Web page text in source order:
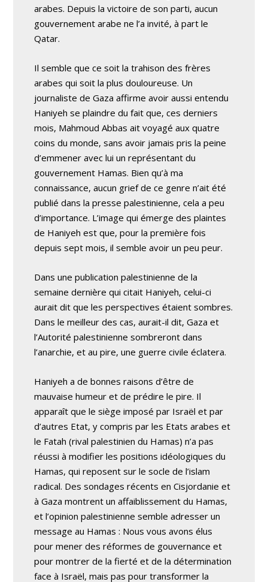
arabes. Depuis la victoire de son parti, aucun
gouvernement arabe ne l’a invité, à part le
Qatar.
Il semble que ce soit la trahison des frères
arabes qui soit la plus douloureuse. Un
journaliste de Gaza affirme avoir aussi entendu
Haniyeh se plaindre du fait que, ces derniers
mois, Mahmoud Abbas ait voyagé aux quatre
coins du monde, sans avoir jamais pris la peine
d’emmener avec lui un représentant du
gouvernement Hamas. Bien qu’à ma
connaissance, aucun grief de ce genre n’ait été
publié dans la presse palestinienne, cela a peu
d’importance. L’image qui émerge des plaintes
de Haniyeh est que, pour la première fois
depuis sept mois, il semble avoir un peu peur.
Dans une publication palestinienne de la
semaine dernière qui citait Haniyeh, celui-ci
aurait dit que les perspectives étaient sombres.
Dans le meilleur des cas, aurait-il dit, Gaza et
l’Autorité palestinienne sombreront dans
l’anarchie, et au pire, une guerre civile éclatera.
Haniyeh a de bonnes raisons d’être de
mauvaise humeur et de prédire le pire. Il
apparaît que le siège imposé par Israël et par
d’autres Etat, y compris par les Etats arabes et
le Fatah (rival palestinien du Hamas) n’a pas
réussi à modifier les positions idéologiques du
Hamas, qui reposent sur le socle de l’islam
radical. Des sondages récents en Cisjordanie et
à Gaza montrent un affaiblissement du Hamas,
et l’opinion palestinienne semble adresser un
message au Hamas : Nous vous avons élus
pour mener des réformes de gouvernance et
pour montrer de la fierté et de la détermination
face à Israël, mais pas pour transformer la